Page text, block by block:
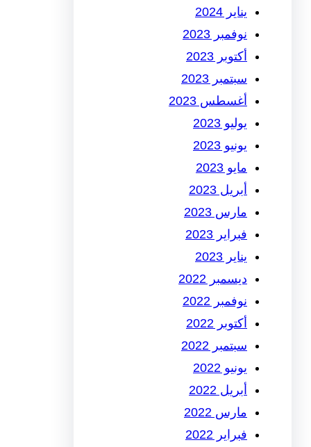
يناير 2024
نوفمبر 2023
أكتوبر 2023
سبتمبر 2023
أغسطس 2023
يوليو 2023
يونيو 2023
مايو 2023
أبريل 2023
مارس 2023
فبراير 2023
يناير 2023
ديسمبر 2022
نوفمبر 2022
أكتوبر 2022
سبتمبر 2022
يونيو 2022
أبريل 2022
مارس 2022
فبراير 2022